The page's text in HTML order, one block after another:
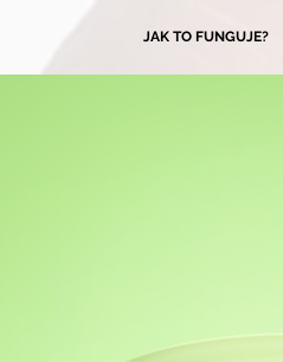
JAK TO FUNGUJE?